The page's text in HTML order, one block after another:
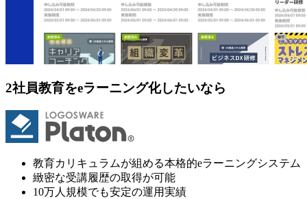
2社員教育をeラーニング化したいなら
教育カリキュラムが組める本格的eラーニングシステム
緻密な受講履歴の取得が可能
10万人規模でも安定の運用実績